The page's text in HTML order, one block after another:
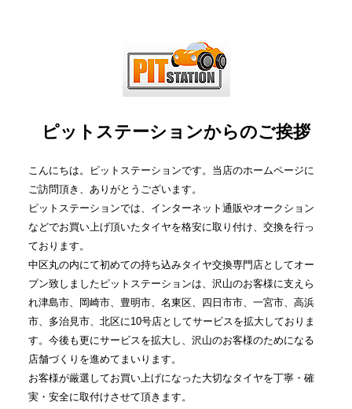
ピットステーションからのご挨拶
こんにちは。ピットステーションです。当店のホームページに
ご訪問頂き、ありがとうございます。
ピットステーションでは、インターネット通販やオークション
などでお買い上げ頂いたタイヤを格安に取り付け、交換を行っ
ております。
中区丸の内にて初めての持ち込みタイヤ交換専門店としてオー
プン致しましたピットステーションは、沢山のお客様に支えら
れ津島市、岡崎市、豊明市、名東区、四日市市、一宮市、高浜
市、多治見市、北区に10号店としてサービスを拡大しておりま
す。今後も更にサービスを拡大し、沢山のお客様のためになる
店舗づくりを進めてまいります。
お客様が厳選してお買い上げになった大切なタイヤを丁寧・確
実・安全に取付けさせて頂きます。